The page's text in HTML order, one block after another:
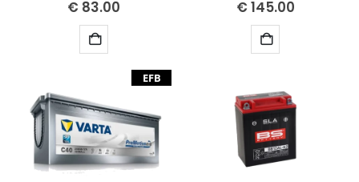
€ 83.00 € 145.00
EFB